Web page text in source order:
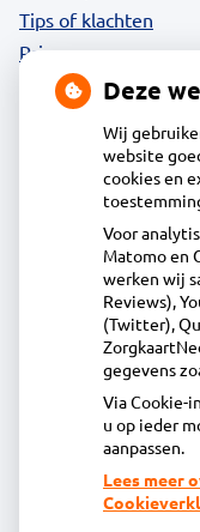
Tips of klachten
Privacy
Apotheek Uitgeest
Molenstraat 1
0251 - 76 06 60
Inschrijven
Centrale
Heeft u vragen of
Deze
Wij
website
cookies en
Voor
Matomo en
werken wij
Reviews),
(Twitter),
gegevens
Via Cookie-
u op ieder
aanpassen.
Lees meer